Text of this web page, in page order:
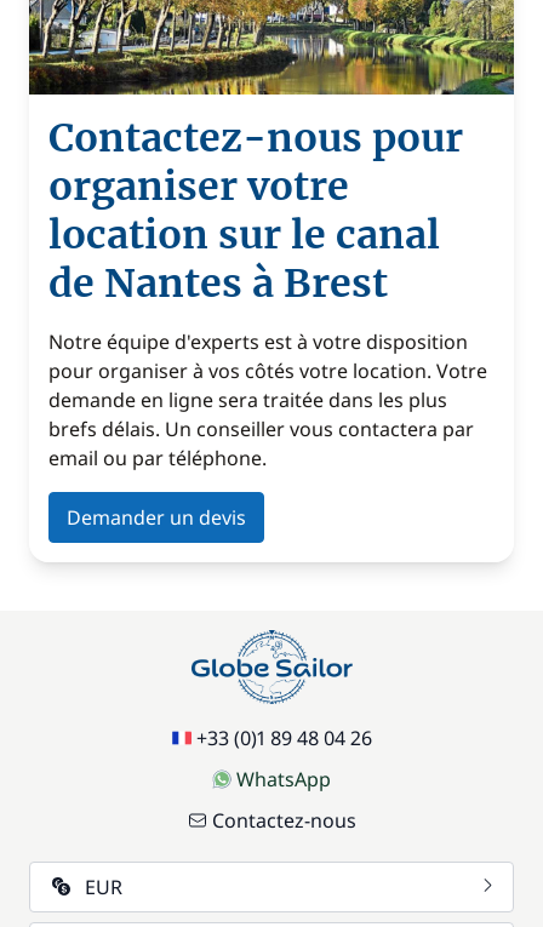
Contactez-nous pour
organiser votre
location sur le canal
de Nantes à Brest
Notre équipe d'experts est à votre disposition
pour organiser à vos côtés votre location. Votre
demande en ligne sera traitée dans les plus
brefs délais. Un conseiller vous contactera par
email ou par téléphone.
Demander un devis
+33 (0)1 89 48 04 26
WhatsApp
Contactez-nous
EUR